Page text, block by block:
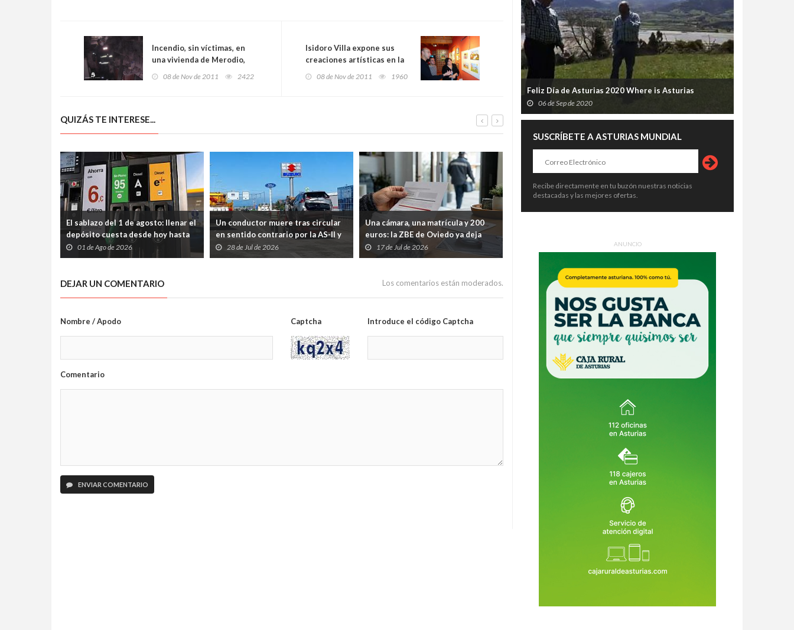
Incendio, sin víctimas, en
una vivienda de Merodio,
Peñamellera Baja
08 de Nov de 2011 2422
Isidoro Villa expone sus
creaciones artísticas en la
Casona del Bravial
08 de Nov de 2011 1960
QUIZÁS TE INTERESE...
El sablazo del 1 de agosto: llenar el
depósito cuesta desde hoy hasta
tres euros más en Asturias
01 de Ago de 2026
Un conductor muere tras circular
en sentido contrario por la AS-II y
chocar de frente en Porceyo
28 de Jul de 2026
Una cámara, una matrícula y 200
euros: la ZBE de Oviedo ya deja
casi 3.000 multas en dos meses
17 de Jul de 2026
DEJAR UN COMENTARIO Los comentarios están moderados.
Nombre / Apodo Captcha Introduce el código Captcha
Comentario
ENVIAR COMENTARIO
Feliz Día de Asturias 2020 Where is Asturias
06 de Sep de 2020
SUSCRÍBETE A ASTURIAS MUNDIAL
Recibe directamente en tu buzón nuestras noticias
destacadas y las mejores ofertas.
ANUNCIO